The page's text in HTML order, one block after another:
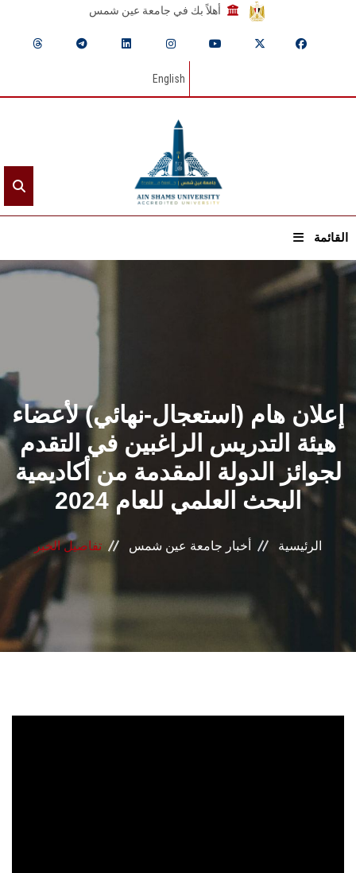
أهلاً بك في جامعة عين شمس
English
القائمة
القطاعـات
الشئون الأكاديمية
البحث العلمي
الرعاية الصحية
المراكز والوحدات
الأنظمة الذكية
الإعلام
الطلاب
إعلان هام (استعجال-نهائي) لأعضاء
هيئة التدريس الراغبين في التقدم
لجوائز الدولة المقدمة من أكاديمية
البحث ‏العلمي للعام 2024
الرئيسية أخبار جامعة عين شمس تفاصيل الخبر